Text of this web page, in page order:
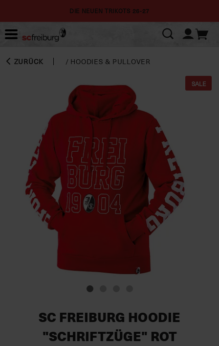
DIE NEUEN TRIKOTS 26-27
ZURÜCK / HOODIES & PULLOVER
SALE
SC FREIBURG HOODIE
"SCHRIFTZÜGE" ROT